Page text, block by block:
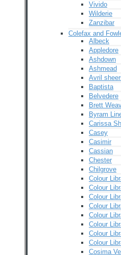
Vivido
Wilderie
Zanzibar
Colefax and
Albeck
Appledore
Ashdown
Ashmead
Avril
Baptista
Belvedere
Brett
Byram
Carissa
Casey
Casimir
Cassian
Chester
Chilgrove
Colour
Colour
Colour
Colour
Colour
Colour
Colour
Colour
Cosima